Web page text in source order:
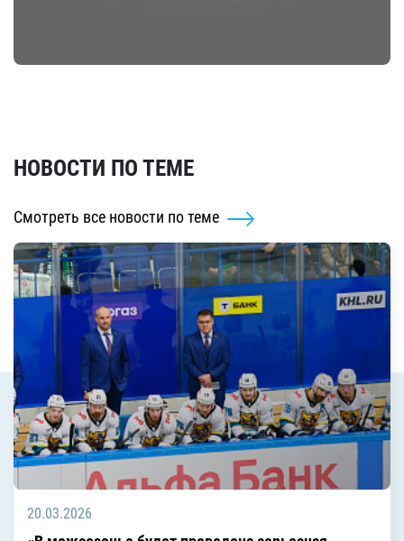
НОВОСТИ ПО ТЕМЕ
Смотреть все новости по теме
20.03.2026